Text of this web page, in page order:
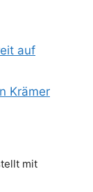
auf
Krämer
mit